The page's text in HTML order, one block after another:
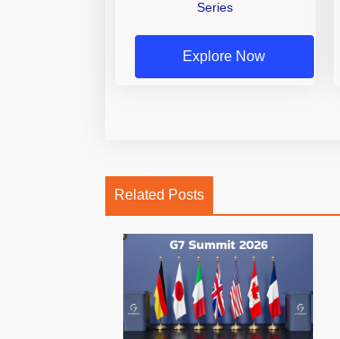
Series
Explore Now
Related Posts